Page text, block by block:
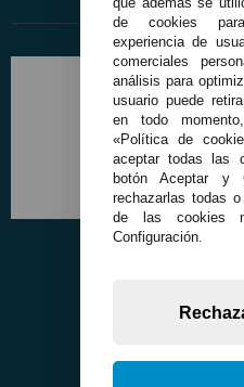
de cookies
experiencia de
comerciales
análisis para
usuario puede
en todo
«Política de
aceptar todas las
botón Aceptar y
rechazarlas todas
de las cookies
Configuración.